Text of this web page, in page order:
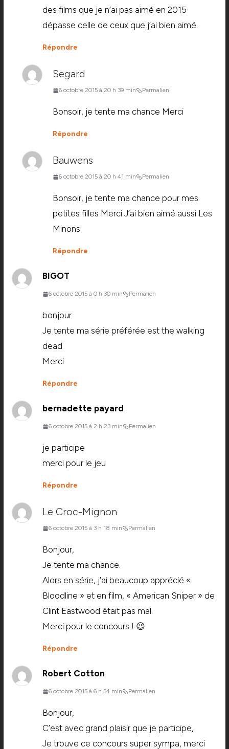
des films que je n’ai pas aimé en 2015
dépasse celle de ceux que j’ai bien aimé.
Répondre
Segard
6 octobre 2015 à 20 h 39 min Permalien
Bonsoir, je tente ma chance Merci
Répondre
Bauwens
6 octobre 2015 à 20 h 41 min Permalien
Bonsoir, je tente ma chance pour mes
petites filles Merci J’ai bien aimé aussi Les
Minons
Répondre
BIGOT
6 octobre 2015 à 0 h 30 min Permalien
bonjour
Je tente ma série préférée est the walking
dead
Merci
Répondre
bernadette payard
6 octobre 2015 à 2 h 23 min Permalien
je participe
merci pour le jeu
Répondre
Le Croc-Mignon
6 octobre 2015 à 3 h 18 min Permalien
Bonjour,
Je tente ma chance.
Alors en série, j’ai beaucoup apprécié «
Bloodline » et en film, « American Sniper » de
Clint Eastwood était pas mal.
Merci pour le concours ! 😉
Répondre
Robert Cotton
6 octobre 2015 à 6 h 54 min Permalien
Bonjour,
C’est avec grand plaisir que je participe,
Je trouve ce concours super sympa, merci